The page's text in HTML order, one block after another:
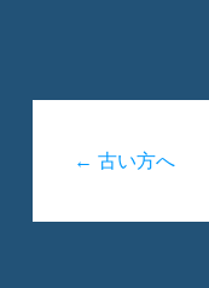
← 古い方へ